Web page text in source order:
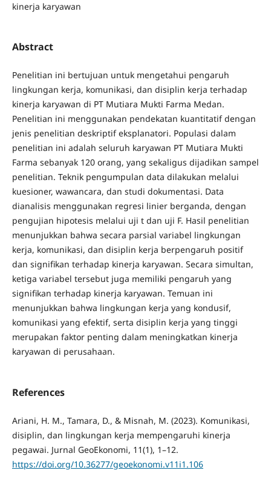
kinerja karyawan
Abstract
Penelitian ini bertujuan untuk mengetahui pengaruh
lingkungan kerja, komunikasi, dan disiplin kerja terhadap
kinerja karyawan di PT Mutiara Mukti Farma Medan.
Penelitian ini menggunakan pendekatan kuantitatif dengan
jenis penelitian deskriptif eksplanatori. Populasi dalam
penelitian ini adalah seluruh karyawan PT Mutiara Mukti
Farma sebanyak 120 orang, yang sekaligus dijadikan sampel
penelitian. Teknik pengumpulan data dilakukan melalui
kuesioner, wawancara, dan studi dokumentasi. Data
dianalisis menggunakan regresi linier berganda, dengan
pengujian hipotesis melalui uji t dan uji F. Hasil penelitian
menunjukkan bahwa secara parsial variabel lingkungan
kerja, komunikasi, dan disiplin kerja berpengaruh positif
dan signifikan terhadap kinerja karyawan. Secara simultan,
ketiga variabel tersebut juga memiliki pengaruh yang
signifikan terhadap kinerja karyawan. Temuan ini
menunjukkan bahwa lingkungan kerja yang kondusif,
komunikasi yang efektif, serta disiplin kerja yang tinggi
merupakan faktor penting dalam meningkatkan kinerja
karyawan di perusahaan.
References
Ariani, H. M., Tamara, D., & Misnah, M. (2023). Komunikasi,
disiplin, dan lingkungan kerja mempengaruhi kinerja
pegawai. Jurnal GeoEkonomi, 11(1), 1–12.
https://doi.org/10.36277/geoekonomi.v11i1.106